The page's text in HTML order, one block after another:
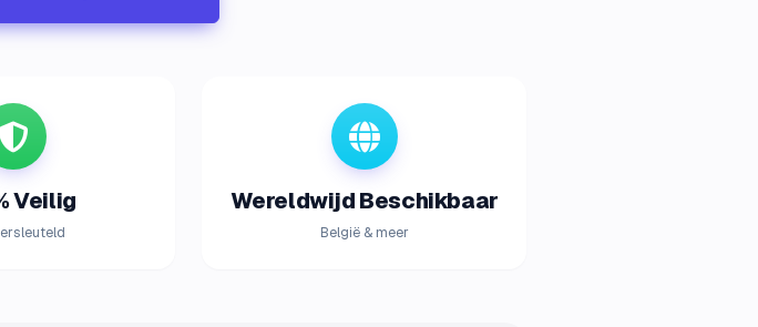
Veilig Wereldwijd Beschikbaar
België & meer